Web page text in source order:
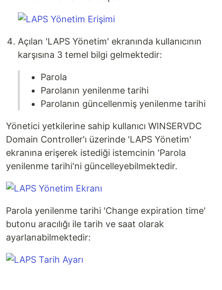
Açılan 'LAPS Yönetim' ekranında kullanıcının
karşısına 3 temel bilgi gelmektedir:
Parola
Parolanın yenilenme tarihi
Parolanın güncellenmiş yenilenme tarihi
Yönetici yetkilerine sahip kullanıcı WINSERVDC
Domain Controller'ı üzerinde 'LAPS Yönetim'
ekranına erişerek istediği istemcinin 'Parola
yenilenme tarihi'ni güncelleyebilmektedir.
Parola yenilenme tarihi 'Change expiration time'
butonu aracılığı ile tarih ve saat olarak
ayarlanabilmektedir: